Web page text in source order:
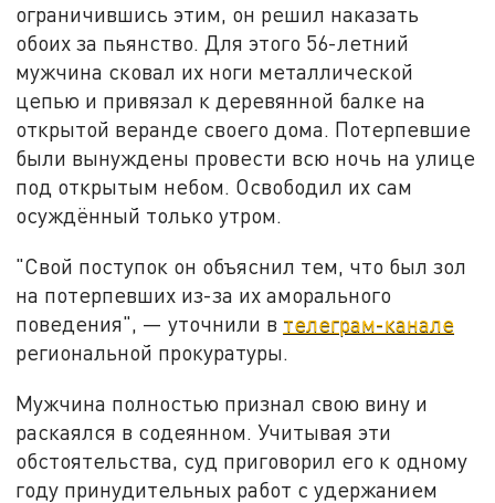
ограничившись этим, он решил наказать
обоих за пьянство. Для этого 56-летний
мужчина сковал их ноги металлической
цепью и привязал к деревянной балке на
открытой веранде своего дома. Потерпевшие
были вынуждены провести всю ночь на улице
под открытым небом. Освободил их сам
осуждённый только утром.
"Свой поступок он объяснил тем, что был зол
на потерпевших из-за их аморального
поведения", — уточнили в телеграм-канале
региональной прокуратуры.
Мужчина полностью признал свою вину и
раскаялся в содеянном. Учитывая эти
обстоятельства, суд приговорил его к одному
году принудительных работ с удержанием